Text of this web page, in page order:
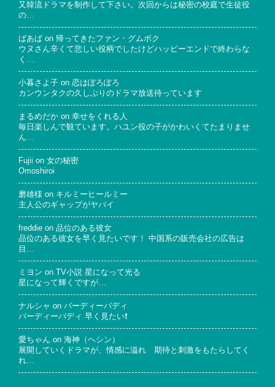
又韓流ドラマを制作して下さい。次回からは秘密の校庭で生徒役
の…
ばあば on 帰ってきたファン・グムボク
ウヌさん辛くて悲しい役柄でしたけどハッピーエンドで終わらな
く…
小暮さよ子 on 恋はぽろぽろ
カンウンタクの久しぶりのドラマ放送待っています
まるめだか on 幸せをくれる人
毎日楽しんで観ています。ハユン役の子がかわいくてたまりませ
ん…
Fujii on 女の秘密
Omoshiroi
磨雄様 on キルミーヒールミー
主人公のギャップがヤバイ
freddie on 品位のある彼女
品位のある彼女を早く見たいです！ 中国系の販売会社の広告は
目…
ミヨン on
TV小説 星になって光る
星になって輝くですが…
ナルシャ on バーディーバディ
バーディーバディ 早く見たい❗
愛ちゃん on 海神（ヘシン）
展開していくドラマが、情感に溢れ 期待と刺激をもたらしてく
れ…